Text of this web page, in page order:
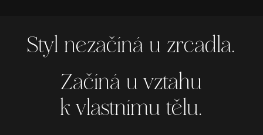
Styl nezačíná u zrcadla.
Začíná u vztahu
k vlastnímu tělu.